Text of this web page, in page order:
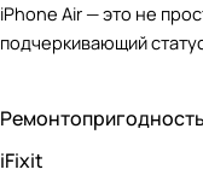
iPhone Air — это не
подчеркивающий
iFixit